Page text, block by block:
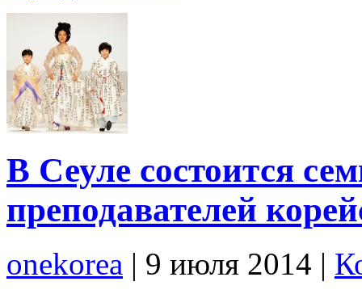
В Сеуле состоится
преподавателей
onekorea | 9 июля 2014 |